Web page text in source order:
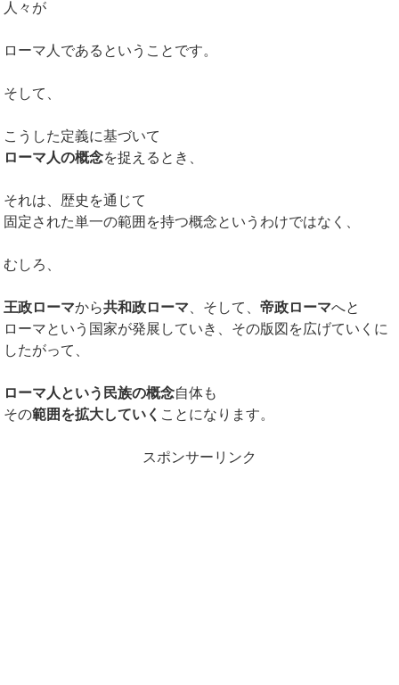
人々が
ローマ人であるということです。
そして、
こうした定義に基づいて
ローマ人の概念を捉えるとき、
それは、歴史を通じて
固定された単一の範囲を持つ概念というわけではなく、
むしろ、
王政ローマから共和政ローマ 、そして、帝政ローマへと
ローマという国家が発展していき、その版図を広げていくに
したがって、
ローマ人という民族の概念自体も
その範囲を拡大していく ことになります。
スポンサーリンク